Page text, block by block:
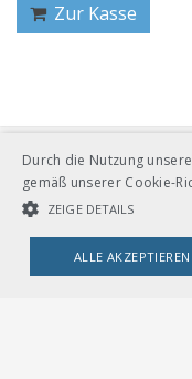
Zur Kasse
VERBAND ÖFFENTLICHER
Dählhölzliweg 12
Durch die Nutzung
gemäß unserer Cookie-
ZEIGE DETAILS
ALLE AKZEPTIEREN